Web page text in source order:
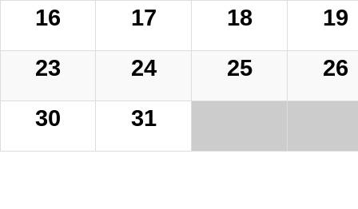
16
17 18
19
23
24 25
26
30
31